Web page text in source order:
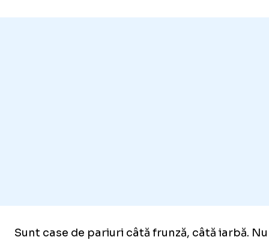
Sunt case de pariuri câtă frunză, câtă iarbă.